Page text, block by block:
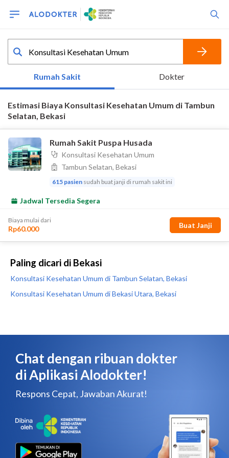
Paling dicari di Bekasi
Konsultasi Kesehatan Umum di Tambun Selatan, Bekasi
Konsultasi Kesehatan Umum di Bekasi Utara, Bekasi